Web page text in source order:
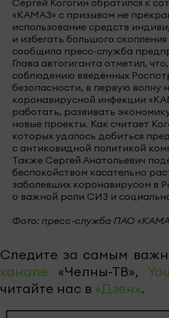
Сергей Когогин обратился к
«КАМАЗ» с призывом не
использование средств
и избегать большого
сообщила пресс-служба
Глава автогиганта отметил,
соблюдению введённых
безопасности, в первую волну
коронавирусной инфекции
работать, развивать
новые проекты. Как считает
которых удалось добиться
с антиковидной политикой
Также Сергей Анатольевич
беспокойством касательно
заболевших коронавирусом в
о важной роли СИЗ и
Фото: пресс-служба ПАО
Следите за самым
канале «Челны-ТВ»,
читайте нас в «Дзен».